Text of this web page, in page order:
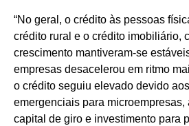
“No geral, o crédito às pessoas
crédito rural e o crédito imobiliário,
crescimento mantiveram-se
empresas desacelerou em ritmo
o crédito seguiu elevado devido
emergenciais para
capital de giro e investimento para